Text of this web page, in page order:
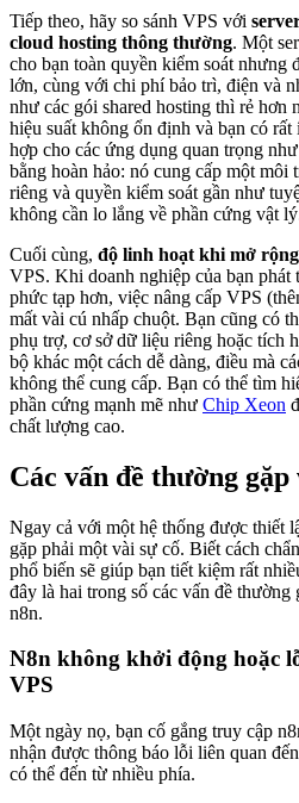
Tiếp theo, hãy so sánh VPS với
cloud hosting thông thường. Một
cho bạn toàn quyền kiểm soát nhưng
lớn, cùng với chi phí bảo trì, điện và
như các gói shared hosting thì rẻ hơn
hiệu suất không ổn định và bạn có
hợp cho các ứng dụng quan trọng
bằng hoàn hảo: nó cung cấp một môi
riêng và quyền kiểm soát gần như
không cần lo lắng về phần cứng vật
Cuối cùng, độ linh hoạt khi mở
VPS. Khi doanh nghiệp của bạn
phức tạp hơn, việc nâng cấp VPS
mất vài cú nhấp chuột. Bạn cũng có
phụ trợ, cơ sở dữ liệu riêng hoặc tích
bộ khác một cách dễ dàng, điều mà
không thể cung cấp. Bạn có thể tìm
phần cứng mạnh mẽ như Chip Xeon
chất lượng cao.
Các vấn đề thường
Ngay cả với một hệ thống được thiết
gặp phải một vài sự cố. Biết cách
phổ biến sẽ giúp bạn tiết kiệm rất
đây là hai trong số các vấn đề
n8n.
N8n không khởi động hoặc
VPS
Một ngày nọ, bạn cố gắng truy cập
nhận được thông báo lỗi liên quan
có thể đến từ nhiều phía.